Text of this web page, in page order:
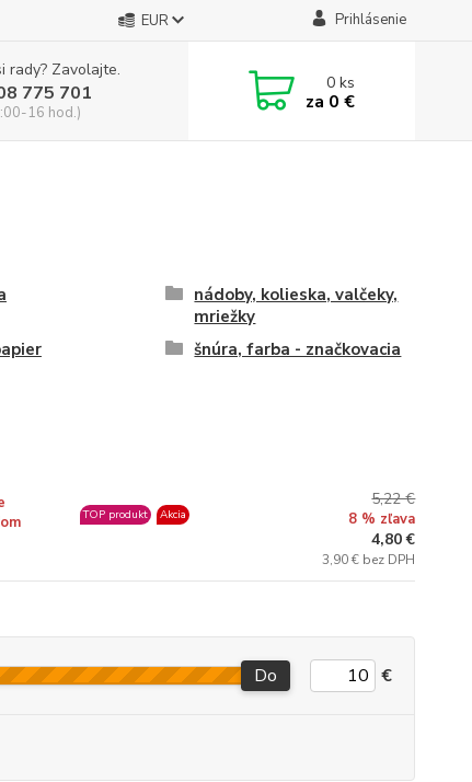
EUR Prihlásenie
rady? Zavolajte.
775 701
16 hod.)
0ks
za 0 €
nádoby, kolieska, valčeky,
mriežky
šnúra, farba - značkovacia
TOP produkt Akcia
5,22 €
8 % zľava
4,80 €
3,90 € bez DPH
Do €